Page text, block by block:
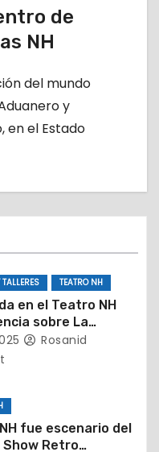
de
NH
del mundo
y
en el Estado
TEATRO NH
en el Teatro NH
sobre La
de detectar a
TEA
Rosanid
fue escenario del
Retro